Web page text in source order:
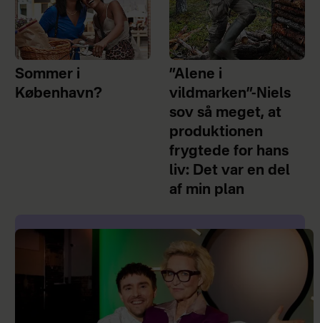
Sommer i
København?
”Alene i
vildmarken”-Niels
sov så meget, at
produktionen
frygtede for hans
liv: Det var en del
af min plan